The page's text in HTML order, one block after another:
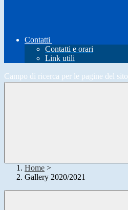
Contatti
Contatti e orari
Link utili
Campo di ricerca per le pagine del sito
Home >
Gallery 2020/2021